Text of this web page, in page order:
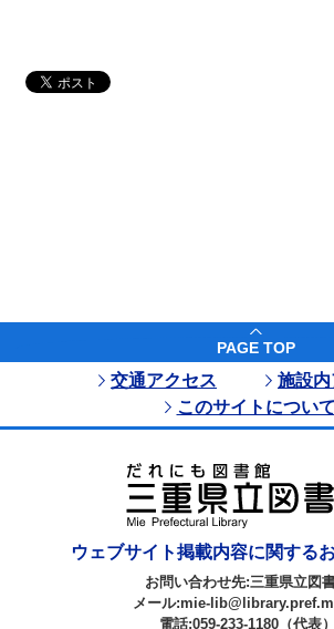
PAGE TOP
交通アクセス
施設
このサイトについて
ウェブサイト掲載内容に関する
お問い合わせ先:三重県立図
メール:mie-
電話:059-233-1180（代表）